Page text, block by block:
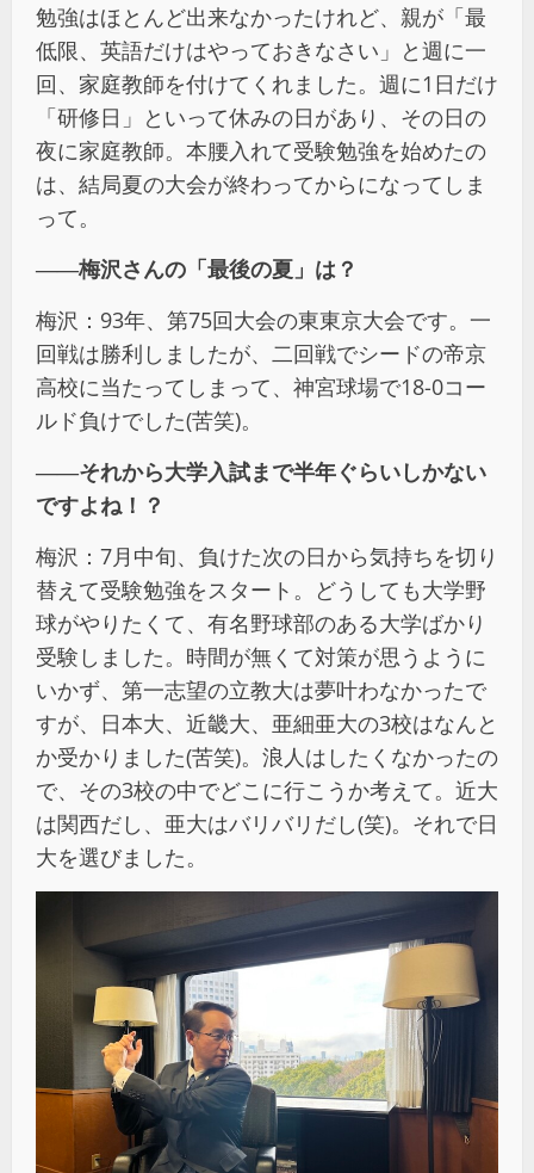
勉強はほとんど出来なかったけれど、親が「最
低限、英語だけはやっておきなさい」と週に一
回、家庭教師を付けてくれました。週に1日だけ
「研修日」といって休みの日があり、その日の
夜に家庭教師。本腰入れて受験勉強を始めたの
は、結局夏の大会が終わってからになってしま
って。
――梅沢さんの「最後の夏」は？
梅沢：93年、第75回大会の東東京大会です。一
回戦は勝利しましたが、二回戦でシードの帝京
高校に当たってしまって、神宮球場で18-0コー
ルド負けでした(苦笑)。
――それから大学入試まで半年ぐらいしかない
ですよね！？
梅沢：7月中旬、負けた次の日から気持ちを切り
替えて受験勉強をスタート。どうしても大学野
球がやりたくて、有名野球部のある大学ばかり
受験しました。時間が無くて対策が思うように
いかず、第一志望の立教大は夢叶わなかったで
すが、日本大、近畿大、亜細亜大の3校はなんと
か受かりました(苦笑)。浪人はしたくなかったの
で、その3校の中でどこに行こうか考えて。近大
は関西だし、亜大はバリバリだし(笑)。それで日
大を選びました。